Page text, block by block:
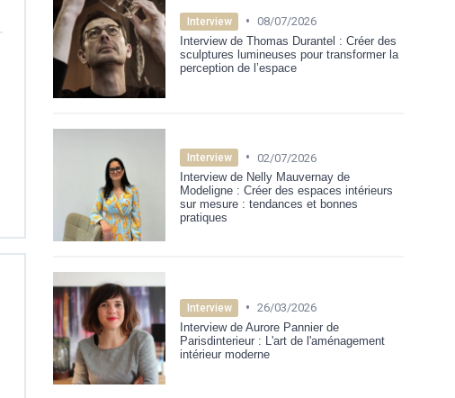
Interview • 08/07/2026
Interview de Thomas Durantel : Créer des
sculptures lumineuses pour transformer la
perception de l’espace
Interview • 02/07/2026
Interview de Nelly Mauvernay de
Modeligne : Créer des espaces intérieurs
sur mesure : tendances et bonnes
pratiques
Interview • 26/03/2026
Interview de Aurore Pannier de
Parisdinterieur : L'art de l'aménagement
intérieur moderne